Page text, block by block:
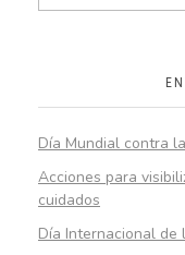
Día Mundial contra
Acciones para
cuidados
Día Internacional de